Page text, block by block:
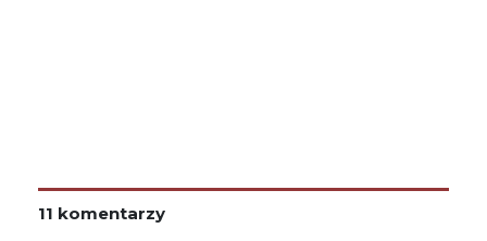
11 komentarzy